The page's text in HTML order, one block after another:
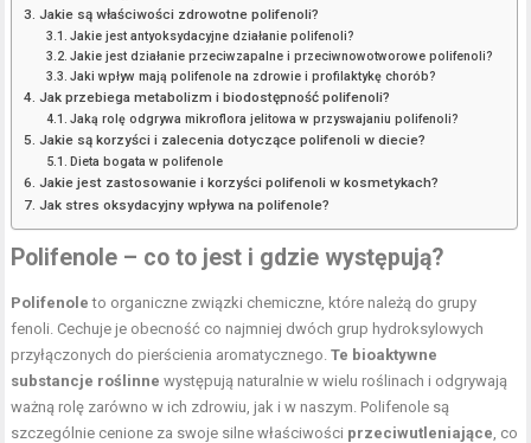
Jakie są właściwości zdrowotne polifenoli?
Jakie jest antyoksydacyjne działanie polifenoli?
Jakie jest działanie przeciwzapalne i przeciwnowotworowe polifenoli?
Jaki wpływ mają polifenole na zdrowie i profilaktykę chorób?
Jak przebiega metabolizm i biodostępność polifenoli?
Jaką rolę odgrywa mikroflora jelitowa w przyswajaniu polifenoli?
Jakie są korzyści i zalecenia dotyczące polifenoli w diecie?
Dieta bogata w polifenole
Jakie jest zastosowanie i korzyści polifenoli w kosmetykach?
Jak stres oksydacyjny wpływa na polifenole?
Polifenole – co to jest i gdzie występują?
Polifenole to organiczne związki chemiczne, które należą do grupy
fenoli. Cechuje je obecność co najmniej dwóch grup hydroksylowych
przyłączonych do pierścienia aromatycznego.Te bioaktywne
substancje roślinne występują naturalnie w wielu roślinach i odgrywają
ważną rolę zarówno w ich zdrowiu, jak i w naszym. Polifenole są
szczególnie cenione za swoje silne właściwości przeciwutleniające , co